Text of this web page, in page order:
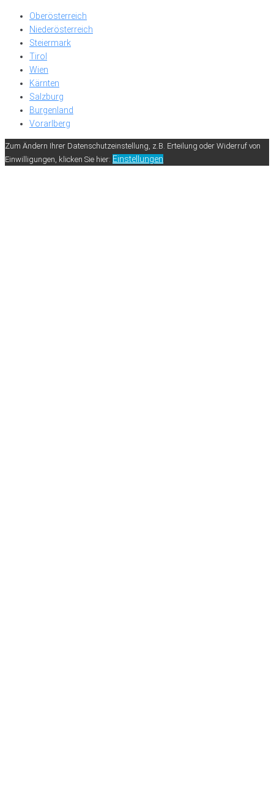
Oberösterreich
Niederösterreich
Steiermark
Tirol
Wien
Kärnten
Salzburg
Burgenland
Vorarlberg
Zum Ändern Ihrer Datenschutzeinstellung, z.B. Erteilung oder Widerruf von
Einwilligungen, klicken Sie hier: Einstellungen